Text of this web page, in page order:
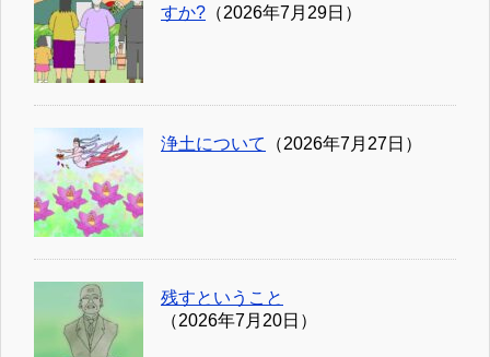
すか? （2026年7月29日）
浄土について （2026年7月27日）
残すということ
（2026年7月20日）